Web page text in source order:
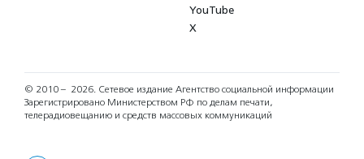
YouTube
X
© 2010 – 2026. Сетевое издание Агентство социальной информации
Зарегистрировано Министерством РФ по делам печати,
телерадиовещанию и средств массовых коммуникаций